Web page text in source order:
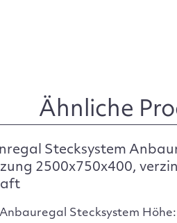
Ähnliche
Stecksystem
2500x750x400,
Stecksystem Höhe: